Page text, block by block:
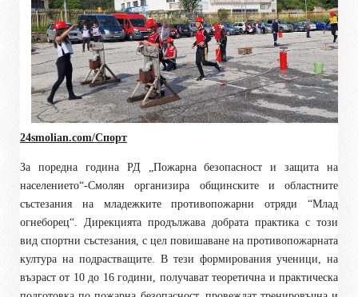
24smolian.com/Спорт
За поредна година РД „Пожарна безопасност и защита на
населението“-Смолян организира общинските и областните
състезания на младежките противопожарни отряди “Млад
огнеборец“. Дирекцията продължава добрата практика с този
вид спортни състезания, с цел повишаване на противопожарната
култура на подрастващите. В тези формирования ученици, на
възраст от 10 до 16 години, получават теоретична и практическа